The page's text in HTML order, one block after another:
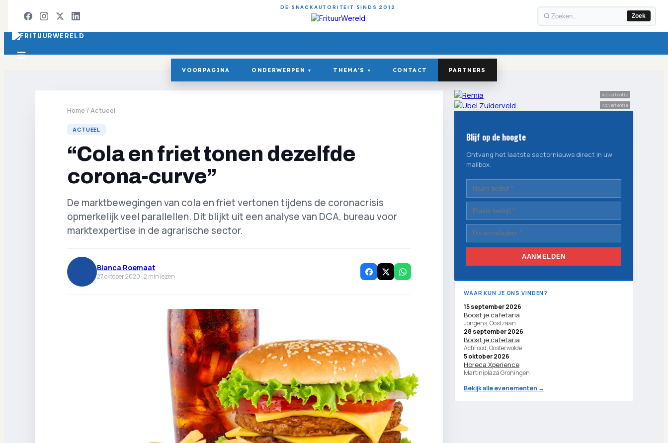
DE SNACKAUTORITEIT SINDS 2012
Zoek
VOORPAGINA ONDERWERPEN ▾ THEMA'S ▾ CONTACT PARTNERS
Home /Actueel
ACTUEEL
“Cola en friet tonen dezelfde
corona-curve”
De marktbewegingen van cola en friet vertonen tijdens de coronacrisis
opmerkelijk veel parallellen. Dit blijkt uit een analyse van DCA, bureau voor
marktexpertise in de agrarische sector.
Bianca Roemaat
27 oktober 2020 ·2 min lezen
Advertentie
Advertentie
Blijf op de hoogte
Ontvang het laatste sectornieuws direct in uw
mailbox.
AANMELDEN
WAAR KUN JE ONS VINDEN?
15 september 2026
Boost je cafetaria
Jongens, Oostzaan
28 september 2026
Boost je cafetaria
ActiFood, Oosterwolde
5 oktober 2026
Horeca Xperience
Martiniplaza Groningen
Bekijk alle evenementen →